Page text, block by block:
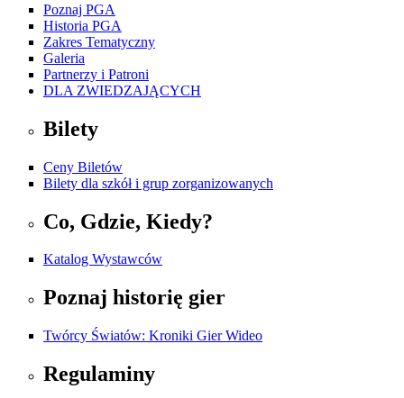
Poznaj PGA
Historia PGA
Zakres Tematyczny
Galeria
Partnerzy i Patroni
DLA ZWIEDZAJĄCYCH
Bilety
Ceny Biletów
Bilety dla szkół i grup zorganizowanych
Co, Gdzie, Kiedy?
Katalog Wystawców
Poznaj historię gier
Twórcy Światów: Kroniki Gier Wideo
Regulaminy